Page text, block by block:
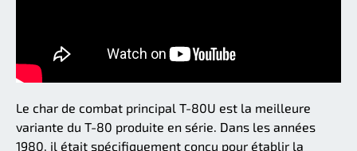
Le char de combat principal T-80U est la meilleure
variante du T-80 produite en série. Dans les années
1980, il était spécifiquement conçu pour établir la